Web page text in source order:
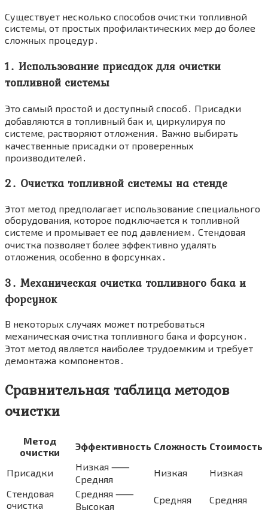
Существует несколько способов очистки топливной
системы, от простых профилактических мер до более
сложных процедур․
1․ Использование присадок для очистки
топливной системы
Это самый простой и доступный способ․ Присадки
добавляются в топливный бак и, циркулируя по
системе, растворяют отложения․ Важно выбирать
качественные присадки от проверенных
производителей․
2․ Очистка топливной системы на стенде
Этот метод предполагает использование специального
оборудования, которое подключается к топливной
системе и промывает ее под давлением․ Стендовая
очистка позволяет более эффективно удалять
отложения, особенно в форсунках․
3․ Механическая очистка топливного бака и
форсунок
В некоторых случаях может потребоваться
механическая очистка топливного бака и форсунок․
Этот метод является наиболее трудоемким и требует
демонтажа компонентов․
Сравнительная таблица методов
очистки
Метод
очистки
Эффективность Сложность Стоимость
Присадки
Низкая ⸺
Средняя
Низкая
Низкая
Стендовая
очистка
Средняя ⸺
Высокая
Средняя
Средняя